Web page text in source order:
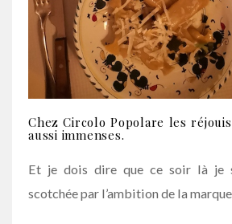
Chez Circolo Popolare les
aussi immenses.
Et je dois dire que ce soir là je
scotchée par l’ambition de la marque.